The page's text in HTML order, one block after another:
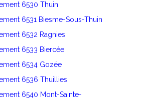
6530 Thuin
6531 Biesme-Sous-Thuin
6532 Ragnies
6533 Biercée
6534 Gozée
6536 Thuillies
6540 Mont-Sainte-